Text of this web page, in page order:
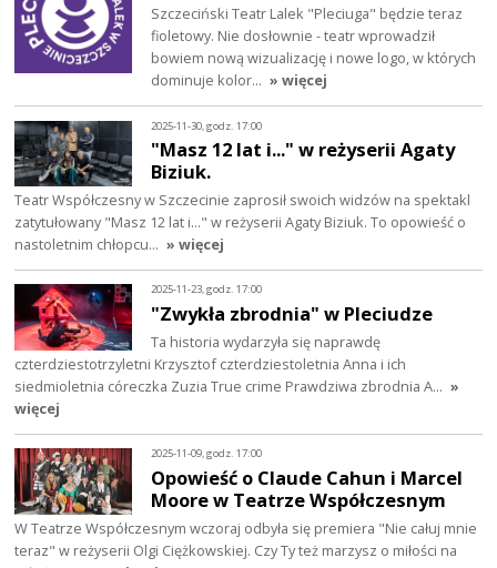
Szczeciński Teatr Lalek "Pleciuga" będzie teraz
fioletowy. Nie dosłownie - teatr wprowadził
bowiem nową wizualizację i nowe logo, w których
dominuje kolor… » więcej
2025-11-30, godz. 17:00
"Masz 12 lat i..." w reżyserii Agaty
Biziuk.
Teatr Współczesny w Szczecinie zaprosił swoich widzów na spektakl
zatytułowany "Masz 12 lat i..." w reżyserii Agaty Biziuk. To opowieść o
nastoletnim chłopcu… » więcej
2025-11-23, godz. 17:00
"Zwykła zbrodnia" w Pleciudze
Ta historia wydarzyła się naprawdę
czterdziestotrzyletni Krzysztof czterdziestoletnia Anna i ich
siedmioletnia córeczka Zuzia True crime Prawdziwa zbrodnia A… »
więcej
2025-11-09, godz. 17:00
Opowieść o Claude Cahun i Marcel
Moore w Teatrze Współczesnym
W Teatrze Współczesnym wczoraj odbyła się premiera "Nie całuj mnie
teraz" w reżyserii Olgi Ciężkowskiej. Czy Ty też marzysz o miłości na